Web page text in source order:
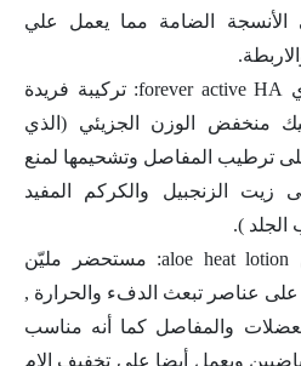
الأنسجة الضامة مما يعمل علي
فوريفر اكتيف اتش اي forever active HA: تركيبة فريدة
منخفض الوزن الجزيئي (الذي
ترطيب المفاصل وتشحيمها لمنع
زيت الزنجبيل والكركم المفيد
).
كريم ألو هيت لوشن aloe heat lotion: مستحضر مليّن
على عناصر تبعث الدفء والحرارة ,
والمفاصل كما أنه مناسب
ويعمل أيضا علي تخفيف الام